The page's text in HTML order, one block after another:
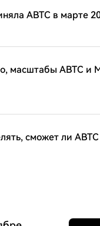
ABTC в марте
масштабы ABTC и
сможет ли